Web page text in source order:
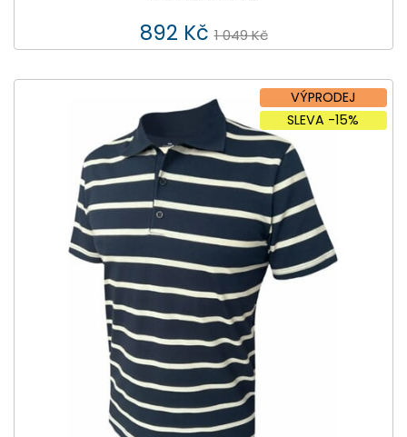
892 Kč 1 049 Kč
VÝPRODEJ
SLEVA -15%